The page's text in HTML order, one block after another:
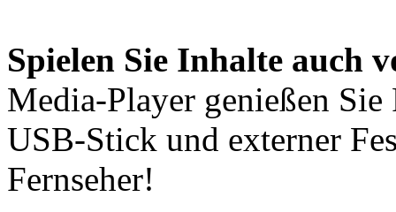
Spielen Sie Inhalte auch
Media-Player genießen
USB-Stick und externer
Fernseher!